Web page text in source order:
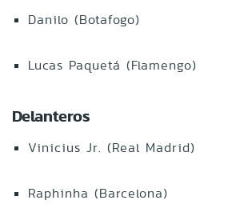
Danilo (Botafogo)
Lucas Paquetá (Flamengo)
Delanteros
Vinicius Jr. (Real Madrid)
Raphinha (Barcelona)